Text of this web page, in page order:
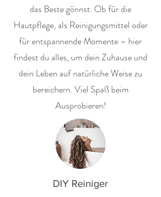
das Beste gönnst. Ob für die
Hautpflege, als Reinigungsmittel oder
für entspannende Momente – hier
findest du alles, um dein Zuhause und
dein Leben auf natürliche Weise zu
bereichern. Viel Spaß beim
Ausprobieren!
DIY Reiniger